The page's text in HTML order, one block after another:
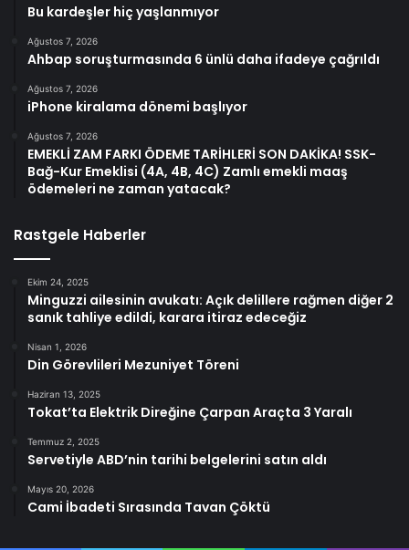
Bu kardeşler hiç yaşlanmıyor
Ağustos 7, 2026
Ahbap soruşturmasında 6 ünlü daha ifadeye çağrıldı
Ağustos 7, 2026
iPhone kiralama dönemi başlıyor
Ağustos 7, 2026
EMEKLİ ZAM FARKI ÖDEME TARİHLERİ SON DAKİKA! SSK-
Bağ-Kur Emeklisi (4A, 4B, 4C) Zamlı emekli maaş
ödemeleri ne zaman yatacak?
Rastgele Haberler
Ekim 24, 2025
Minguzzi ailesinin avukatı: Açık delillere rağmen diğer 2
sanık tahliye edildi, karara itiraz edeceğiz
Nisan 1, 2026
Din Görevlileri Mezuniyet Töreni
Haziran 13, 2025
Tokat’ta Elektrik Direğine Çarpan Araçta 3 Yaralı
Temmuz 2, 2025
Servetiyle ABD’nin tarihi belgelerini satın aldı
Mayıs 20, 2026
Cami İbadeti Sırasında Tavan Çöktü